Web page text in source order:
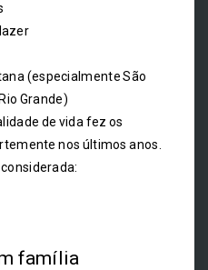
(especialmente São
Grande)
de vida fez os
nos últimos anos.
família